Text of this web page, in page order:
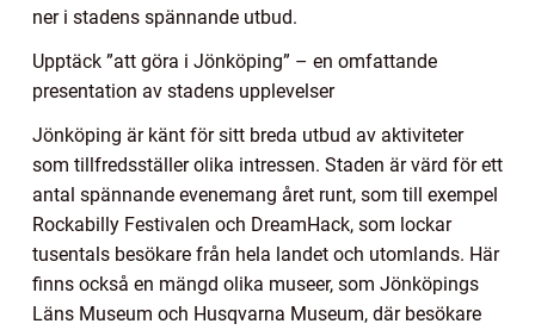
ner i stadens spännande utbud.
Upptäck ”att göra i Jönköping” – en omfattande
presentation av stadens upplevelser
Jönköping är känt för sitt breda utbud av aktiviteter
som tillfredsställer olika intressen. Staden är värd för ett
antal spännande evenemang året runt, som till exempel
Rockabilly Festivalen och DreamHack, som lockar
tusentals besökare från hela landet och utomlands. Här
finns också en mängd olika museer, som Jönköpings
Läns Museum och Husqvarna Museum, där besökare